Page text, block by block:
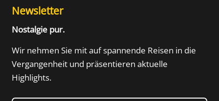
Newsletter
Nostalgie pur.
Wir nehmen Sie mit auf spannende Reisen in die
Vergangenheit und präsentieren aktuelle
Highlights.